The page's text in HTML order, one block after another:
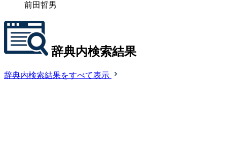
前田哲男
辞典内検索結果
辞典内検索結果をすべて表示